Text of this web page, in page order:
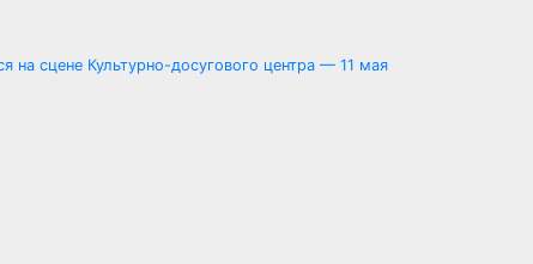
на сцене Культурно-досугового центра — 11 мая